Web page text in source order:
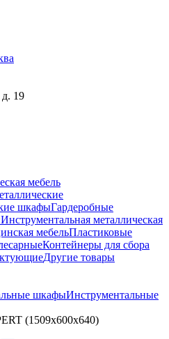
19
мебель
шкафыГардеробные
Инструментальная металлическая
мебельПластиковые
Контейнеры для сбора
Другие товары
шкафыИнструментальные
(1509x600x640)